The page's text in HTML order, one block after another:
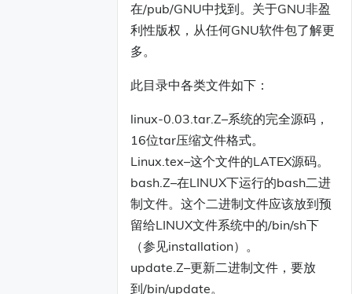
在/pub/GNU中找到。关于GNU非盈
利性版权，从任何GNU软件包了解更
多。
此目录中各类文件如下：
linux-0.03.tar.Z–系统的完全源码，
16位tar压缩文件格式。
Linux.tex–这个文件的LATEX源码。
bash.Z–在LINUX下运行的bash二进
制文件。这个二进制文件应该放到预
留给LINUX文件系统中的/bin/sh下
（参见installation）。
update.Z–更新二进制文件，要放
到/bin/update。